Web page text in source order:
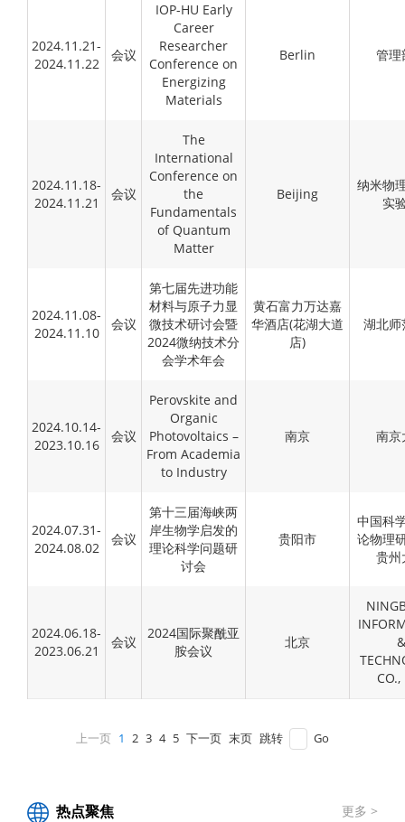
2024.11.21-
2024.11.22
会议
IOP-HU Early
Career
Researcher
Conference on
Energizing
Materials
Berlin 管理
2024.11.18-
2024.11.21
会议
The
International
Conference on
the
Fundamentals
of Quantum
Matter
Beijing
纳米物
实
2024.11.08-
2024.11.10
会议
第七届先进功能
材料与原子力显
微技术研讨会暨
2024微纳技术分
会学术年会
黄石富力万达嘉
华酒店(花湖大道
店)
湖北师
2024.10.14-
2023.10.16
会议
Perovskite and
Organic
Photovoltaics –
From Academia
to Industry
南京 南京
2024.07.31-
2024.08.02
会议
第十三届海峡两
岸生物学启发的
理论科学问题研
讨会
贵阳市
中国科
论物理
贵州
2024.06.18-
2023.06.21
会议
2024国际聚酰亚
胺会议
北京
&
CO.,
上一页 1 2 3 4 5 下一页 末页 跳转 Go
热点聚焦 更多 >